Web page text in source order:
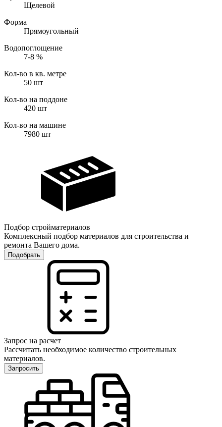
Щелевой
Форма
Прямоугольный
Водопоглощение
7-8 %
Кол-во в кв. метре
50 шт
Кол-во на поддоне
420 шт
Кол-во на машине
7980 шт
Подбор стройматериалов
Комплексный подбор материалов для строительства и
ремонта Вашего дома.
Подобрать
Запрос на расчет
Рассчитать необходимое количество строительных
материалов.
Запросить